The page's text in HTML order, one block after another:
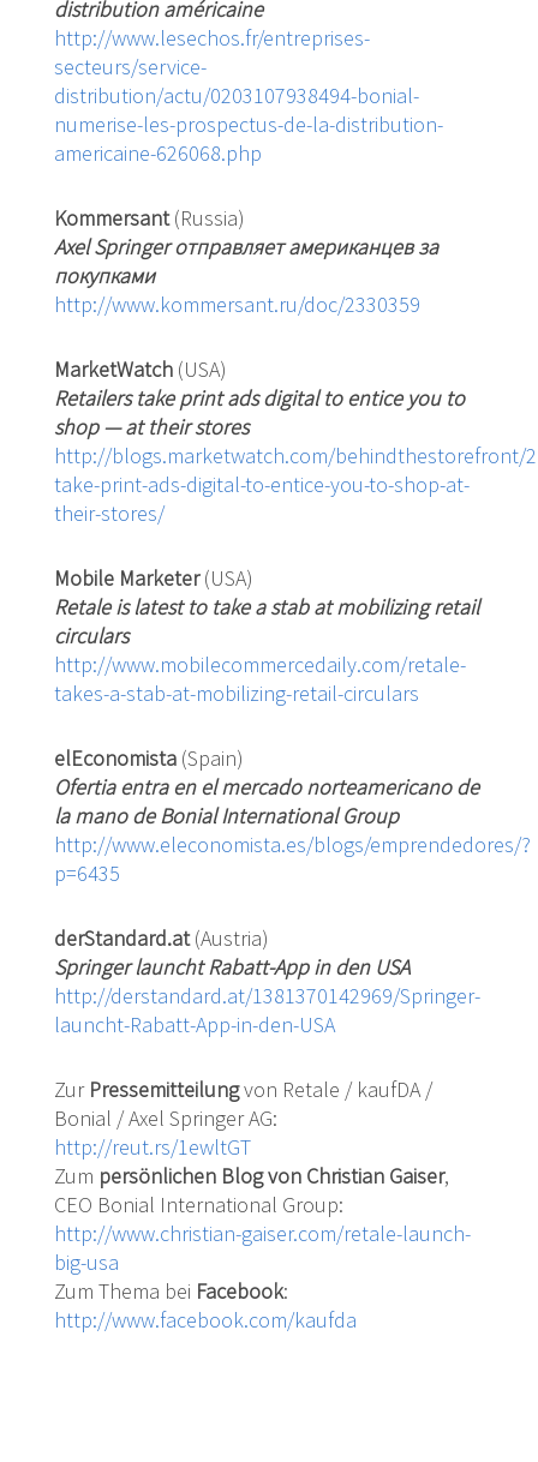
distribution américaine
http://www.lesechos.fr/entreprises-
secteurs/service-
distribution/actu/0203107938494-bonial-
numerise-les-prospectus-de-la-distribution-
americaine-626068.php
Kommersant(Russia)
Axel Springer отправляет американцев за
покупками
http://www.kommersant.ru/doc/2330359
MarketWatch (USA)
Retailers take print ads digital to entice you to
shop — at their stores
http://blogs.marketwatch.com/behindthestorefront/
take-print-ads-digital-to-entice-you-to-shop-at-
their-stores/
Mobile Marketer(USA)
Retale is latest to take a stab at mobilizing retail
circulars
http://www.mobilecommercedaily.com/retale-
takes-a-stab-at-mobilizing-retail-circulars
elEconomista (Spain)
Ofertia entra en el mercado norteamericano de
la mano de Bonial International Group
http://www.eleconomista.es/blogs/emprendedores/?
p=6435
derStandard.at(Austria)
Springer launcht Rabatt-App in den USA
http://derstandard.at/1381370142969/Springer-
launcht-Rabatt-App-in-den-USA
Zur Pressemitteilungvon Retale / kaufDA /
Bonial / Axel Springer AG:
http://reut.rs/1ewltGT
Zum persönlichen Blog von Christian Gaiser,
CEO Bonial International Group:
http://www.christian-gaiser.com/retale-launch-
big-usa
Zum Thema bei Facebook:
http://www.facebook.com/kaufda